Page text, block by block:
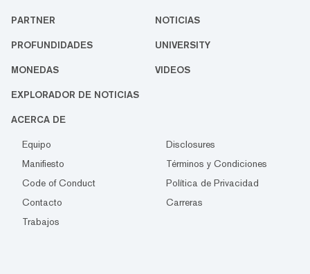
PARTNER NOTICIAS
PROFUNDIDADES UNIVERSITY
MONEDAS VIDEOS
EXPLORADOR DE NOTICIAS
ACERCA DE
Equipo
Disclosures
Manifiesto
Términos y Condiciones
Code of Conduct
Política de Privacidad
Contacto
Carreras
Trabajos